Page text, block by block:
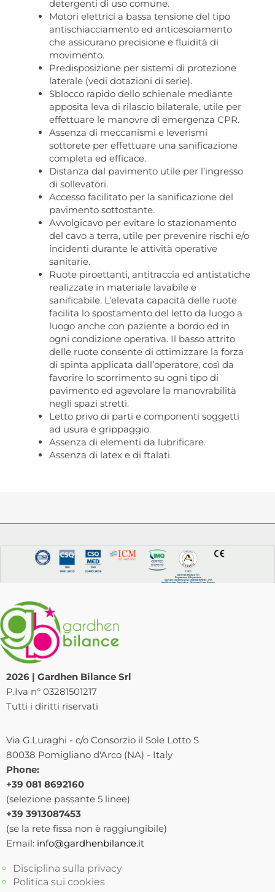
detergenti di uso comune.
Motori elettrici a bassa tensione del tipo
antischiacciamento ed anticesoiamento
che assicurano precisione e fluidità di
movimento.
Predisposizione per sistemi di protezione
laterale (vedi dotazioni di serie).
Sblocco rapido dello schienale mediante
apposita leva di rilascio bilaterale, utile per
effettuare le manovre di emergenza CPR.
Assenza di meccanismi e leverismi
sottorete per effettuare una sanificazione
completa ed efficace.
Distanza dal pavimento utile per l’ingresso
di sollevatori.
Accesso facilitato per la sanificazione del
pavimento sottostante.
Avvolgicavo per evitare lo stazionamento
del cavo a terra, utile per prevenire rischi e/o
incidenti durante le attività operative
sanitarie.
Ruote piroettanti, antitraccia ed antistatiche
realizzate in materiale lavabile e
sanificabile. L’elevata capacità delle ruote
facilita lo spostamento del letto da luogo a
luogo anche con paziente a bordo ed in
ogni condizione operativa. Il basso attrito
delle ruote consente di ottimizzare la forza
di spinta applicata dall’operatore, così da
favorire lo scorrimento su ogni tipo di
pavimento ed agevolare la manovrabilità
negli spazi stretti.
Letto privo di parti e componenti soggetti
ad usura e grippaggio.
Assenza di elementi da lubrificare.
Assenza di latex e di ftalati.
2026 | Gardhen Bilance Srl
P.Iva n° 03281501217
Tutti i diritti riservati
Via G.Luraghi - c/o Consorzio il Sole Lotto S
80038 Pomigliano d'Arco (NA) - Italy
Phone:
+39 081 8692160
(selezione passante 5 linee)
+39 3913087453
(se la rete fissa non è raggiungibile)
Email: info@gardhenbilance.it
Disciplina sulla privacy
Politica sui cookies